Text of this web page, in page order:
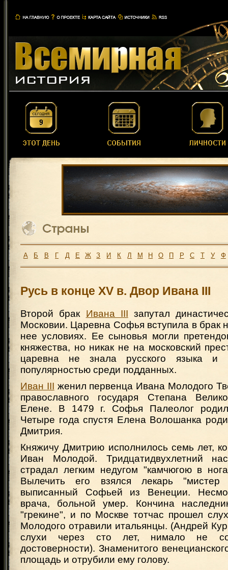
А Б В Г Д Е Ж З И К Л М Н О П Р С Т У Ф
Русь в конце XV в. Двор Ивана III
Второй брак Ивана III запутал
Московии. Царевна Софья вступила в брак
нее условиях. Ее сыновья могли
княжества, но никак не на московский
царевна не знала русского языка и
популярностью среди подданных.
Иван III женил первенца Ивана Молодого
православного государя Степана
Елене. В 1479 г. Софья Палеолог
Четыре года спустя Елена Волошанка
Дмитрия.
Княжичу Дмитрию исполнилось семь лет,
Иван Молодой. Тридцатидвухлетний
страдал легким недугом "камчюгою в
Вылечить его взялся лекарь
выписанный Софьей из Венеции.
врача, больной умер. Кончина
"грекине", и по Москве тотчас прошел
Молодого отравили итальянцы. (Андрей
слухи через сто лет, нимало не
достоверности). Знаменитого
площадь и отрубили ему голову.